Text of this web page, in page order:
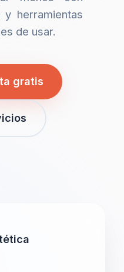
herramientas
de usar.
gratis